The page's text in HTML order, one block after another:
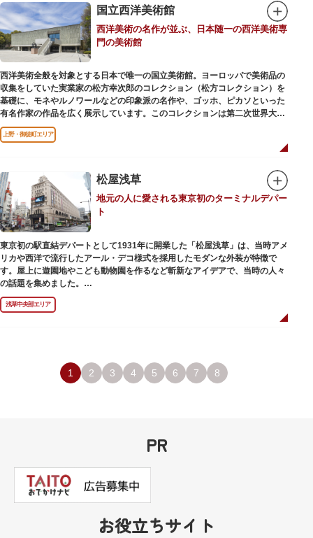
国立西洋美術館
西洋美術の名作が並ぶ、日本随一の西洋美術専
門の美術館
西洋美術全般を対象とする日本で唯一の国立美術館。ヨーロッパで美術品の
収集をしていた実業家の松方幸次郎のコレクション（松方コレクション）を
基礎に、モネやルノワールなどの印象派の名作や、ゴッホ、ピカソといった
有名作家の作品を広く展示しています。このコレクションは第二次世界大戦
中にフランス政府に接収され、戦後に専用の美術館を創設することを条件に
日本へ寄贈返還されました。
もの。「ル・コルビュジエの建築作品－近代建築運動への顕著な貢献－」の
構成資産の一つとして東京初の世界文化遺産に登録されています。前庭にも
ロダンの彫刻が展示されており、散策しながら美術鑑賞を楽しめるのも魅力
のひとつ。 ボランティア・スタッフと一緒に鑑賞する「美術トーク」や、解
説を聞きながら本館や前庭を一緒に歩く「建築ツアー」など、初めての来館
でも気軽に楽しめるプログラムも用意されています。
上野・御徒町エリア
松屋浅草
地元の人に愛される東京初のターミナルデパー
ト
東京初の駅直結デパートとして1931年に開業した「松屋浅草」は、当時アメ
リカや西洋で流行したアール・デコ様式を採用したモダンな外装が特徴で
す。屋上に遊園地やこども動物園を作るなど斬新なアイデアで、当時の人々
の話題を集めました。
現在は、B1階から地上3階までが松屋浅草の売り場。2012年のリニューアル
で建設当時のシンボル・大時計も復活し、昭和の面影を残す百貨店は今でも
人々に親しまれています。地上1階は 浅草らしい下町銘菓をはじめ、全国か
浅草中央部エリア
1 2 3 4 5 6 7 8
PR
お役立ちサイト